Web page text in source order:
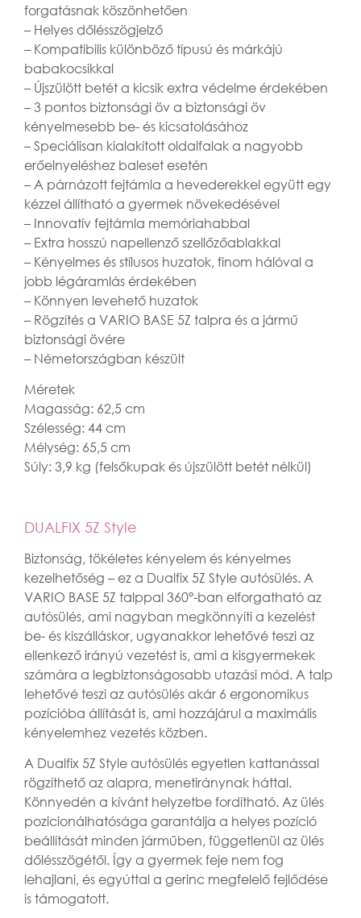
forgatásnak köszönhetően
– Helyes dőlésszögjelző
– Kompatibilis különböző típusú és márkájú
babakocsikkal
– Újszülött betét a kicsik extra védelme érdekében
– 3 pontos biztonsági öv a biztonsági öv
kényelmesebb be- és kicsatolásához
– Speciálisan kialakított oldalfalak a nagyobb
erőelnyeléshez baleset esetén
– A párnázott fejtámla a hevederekkel együtt egy
kézzel állítható a gyermek növekedésével
– Innovatív fejtámla memóriahabbal
– Extra hosszú napellenző szellőzőablakkal
– Kényelmes és stílusos huzatok, finom hálóval a
jobb légáramlás érdekében
– Könnyen levehető huzatok
– Rögzítés a VARIO BASE 5Z talpra és a jármű
biztonsági övére
– Németországban készült
Méretek
Magasság: 62,5 cm
Szélesség: 44 cm
Mélység: 65,5 cm
Súly: 3,9 kg (felsőkupak és újszülött betét nélkül)
DUALFIX 5Z Style
Biztonság, tökéletes kényelem és kényelmes
kezelhetőség – ez a Dualfix 5Z Style autósülés. A
VARIO BASE 5Z talppal 360°-ban elforgatható az
autósülés, ami nagyban megkönnyíti a kezelést
be- és kiszálláskor, ugyanakkor lehetővé teszi az
ellenkező irányú vezetést is, ami a kisgyermekek
számára a legbiztonságosabb utazási mód. A talp
lehetővé teszi az autósülés akár 6 ergonomikus
pozícióba állítását is, ami hozzájárul a maximális
kényelemhez vezetés közben.
A Dualfix 5Z Style autósülés egyetlen kattanással
rögzíthető az alapra, menetiránynak háttal.
Könnyedén a kívánt helyzetbe fordítható. Az ülés
pozicionálhatósága garantálja a helyes pozíció
beállítását minden járműben, függetlenül az ülés
dőlésszögétől. Így a gyermek feje nem fog
lehajlani, és egyúttal a gerinc megfelelő fejlődése
is támogatott.